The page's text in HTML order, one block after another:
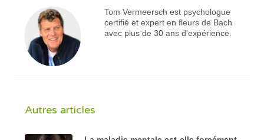
Tom Vermeersch est psychologue
certifié et expert en fleurs de Bach
avec plus de 30 ans d'expérience.
Autres articles